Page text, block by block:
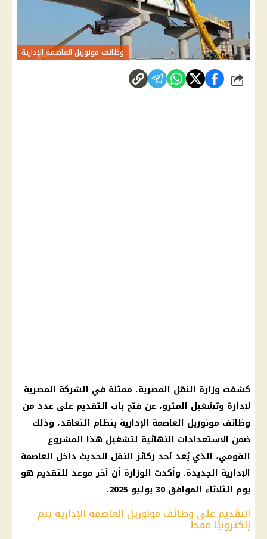
وظائف مونوريل العاصمة الإدارية
شارك
كشفت وزارة النقل المصرية، ممثلة في الشركة المصرية
لإدارة وتشغيل المترو، عن فتح باب التقديم على عدد من
وظائف مونوريل العاصمة الإدارية بنظام التعاقد، وذلك
ضمن الاستعدادات النهائية لتشغيل هذا المشروع
القومي، الذي يُعد أحد ركائز النقل الحديث داخل العاصمة
الإدارية الجديدة. وأكدت الوزارة أن آخر موعد للتقديم هو
يوم الثلاثاء الموافق 30 يوليو 2025.
التقديم على وظائف مونوريل العاصمة الإدارية يتم
إلكترونيًا فقط